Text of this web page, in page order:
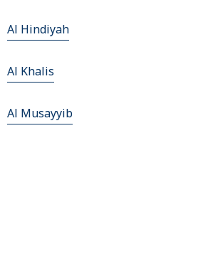
Al Hindiyah
Al Khalis
Al Musayyib